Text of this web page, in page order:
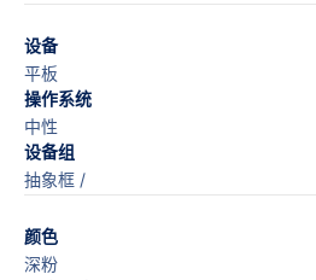
设备
平板
操作系统
中性
设备组
抽象框 /
颜色
深粉